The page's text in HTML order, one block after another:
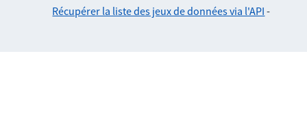
Récupérer la liste des jeux de données via l'API -